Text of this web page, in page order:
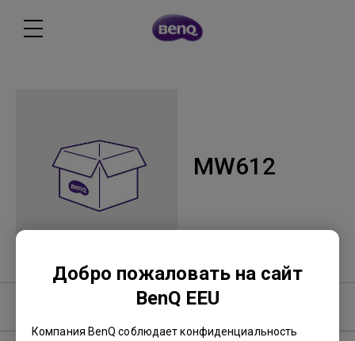
Добро пожаловать на сайт
BenQ EEU
Компания BenQ соблюдает конфиденциальность
MW612
Программное обеспечение